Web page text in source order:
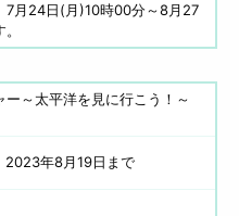
7月24日(月)10時00分～8月27
ー～太平洋を見に行こう！～
2023年8月19日まで